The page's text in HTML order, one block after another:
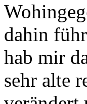
dahin
hab mir
sehr alte